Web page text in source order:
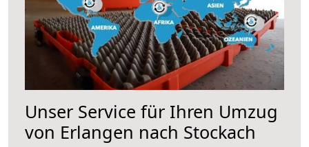
Unser Service für Ihren Umzug
von Erlangen nach Stockach